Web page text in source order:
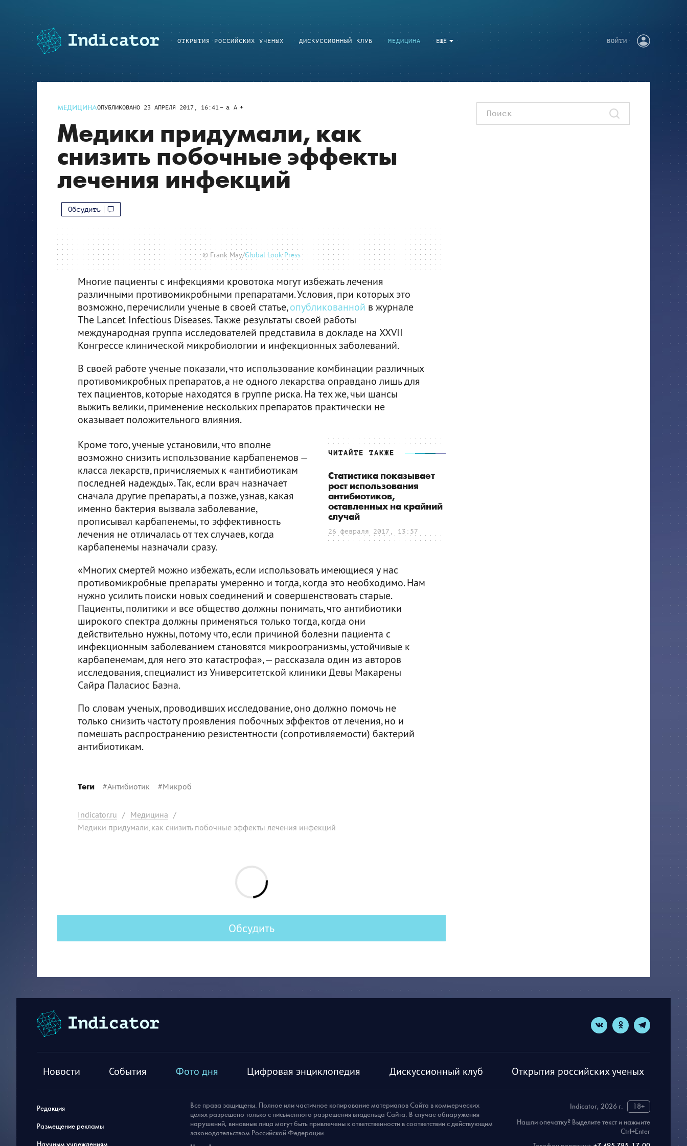
ЕЩЁ
ОТКРЫТИЯ РОССИЙСКИХ УЧЕНЫХ ДИСКУССИОННЫЙ КЛУБ МЕДИЦИНА ВОЙТИ
МЕДИЦИНАОПУБЛИКОВАНО 23 АПРЕЛЯ 2017, 16:41 a A
Медики придумали, как
снизить побочные эффекты
лечения инфекций
Обсудить
© Frank May/Global Look Press
Многие пациенты с инфекциями кровотока могут избежать лечения
различными противомикробными препаратами. Условия, при которых это
возможно, перечислили ученые в своей статье,опубликованной в журнале
The Lancet Infectious Diseases. Также результаты своей работы
международная группа исследователей представила в докладе на XXVII
Конгрессе клинической микробиологии и инфекционных заболеваний.
В своей работе ученые показали, что использование комбинации различных
противомикробных препаратов, а не одного лекарства оправдано лишь для
тех пациентов, которые находятся в группе риска. На тех же, чьи шансы
выжить велики, применение нескольких препаратов практически не
оказывает положительного влияния.
ЧИТАЙТЕ ТАКЖЕ
Статистика показывает
рост использования
антибиотиков,
оставленных на крайний
случай
26 февраля 2017, 13:57
Кроме того, ученые установили, что вполне
возможно снизить использование карбапенемов —
класса лекарств, причисляемых к «антибиотикам
последней надежды». Так, если врач назначает
сначала другие препараты, а позже, узнав, какая
именно бактерия вызвала заболевание,
прописывал карбапенемы, то эффективность
лечения не отличалась от тех случаев, когда
карбапенемы назначали сразу.
«Многих смертей можно избежать, если использовать имеющиеся у нас
противомикробные препараты умеренно и тогда, когда это необходимо. Нам
нужно усилить поиски новых соединений и совершенствовать старые.
Пациенты, политики и все общество должны понимать, что антибиотики
широкого спектра должны применяться только тогда, когда они
действительно нужны, потому что, если причиной болезни пациента с
инфекционным заболеванием становятся микроогранизмы, устойчивые к
карбапенемам, для него это катастрофа», — рассказала один из авторов
исследования, специалист из Университетской клиники Девы Макарены
Сайра Паласиос Баэна.
По словам ученых, проводивших исследование, оно должно помочь не
только снизить частоту проявления побочных эффектов от лечения, но и
помешать распространению резистентности (сопротивляемости) бактерий
антибиотикам.
Теги #Антибиотик #Микроб
Indicator.ru / Медицина /
Медики придумали, как снизить побочные эффекты лечения инфекций
Обсудить
Новости События Фото дня Цифровая энциклопедия Дискуссионный клуб Открытия российских ученых
Редакция
Размещение рекламы
Научным учреждениям
Indicator, 2026 г.
18+
Нашли опечатку? Выделите текст и нажмите
Ctrl+Enter
Все права защищены. Полное или частичное копирование материалов Сайта в коммерческих
целях разрешено только с письменного разрешения владельца Сайта. В случае обнаружения
нарушений, виновные лица могут быть привлечены к ответственности в соответствии с действующим
законодательством Российской Федерации.